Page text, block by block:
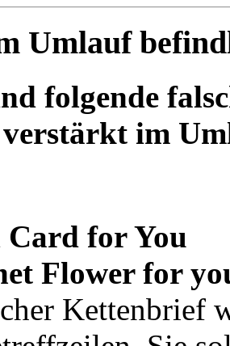
Umlauf
folgende
im
for You
Flower for
Kettenbrief